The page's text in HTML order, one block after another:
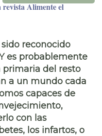
Alimente el
reconocido
es probablemente
primaria del resto
a un mundo cada
capaces de
con las
, los infartos, o